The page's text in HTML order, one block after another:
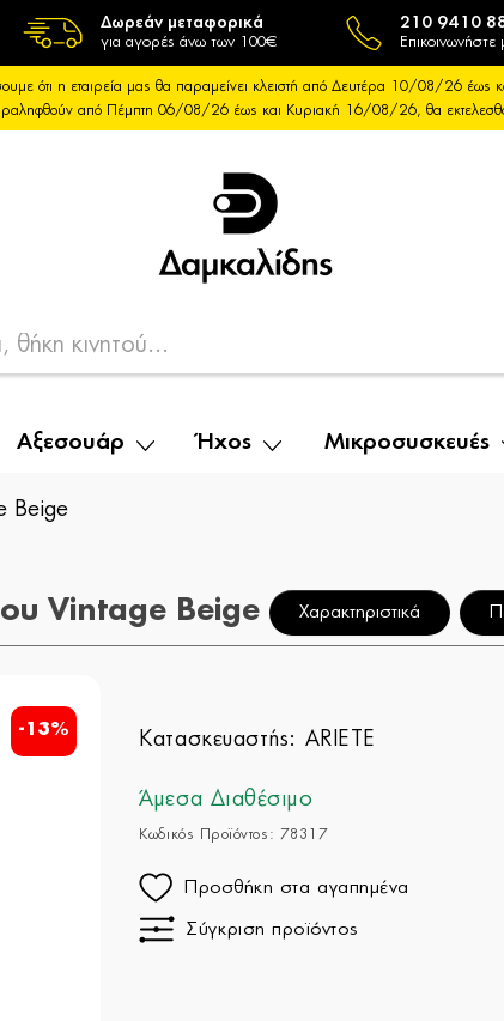
Δωρεάν μεταφορικά
για αγορές άνω των 100€
210 9410
Επικοινωνήστε
ότι η εταιρεία μας θα παραμείνει κλειστή από Δευτέρα 10/08/26
από Πέμπτη 06/08/26 έως και Κυριακή 16/08/26, θα
Αξεσουάρ Ήχος Μικροσυσκευές
Beige
Vintage Beige Χαρακτηριστικά
-13% Κατασκευαστής: ARIETE
Άμεσα Διαθέσιμο
Κωδικός Προϊόντος: 78317
Προσθήκη στα αγαπημένα
Σύγκριση προϊόντος